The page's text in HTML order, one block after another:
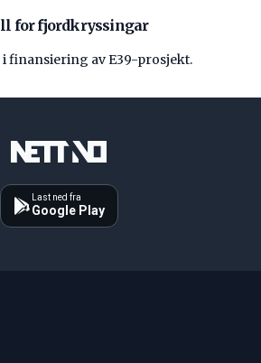
for fjordkryssingar
finansiering av E39-prosjekt.
Last ned fra
Google Play